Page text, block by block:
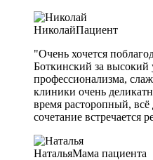
НиколайПациент
"Очень хочется
Боткинский за высокий
профессионализма,
клиники очень
время расторопный, всё
сочетание встречается
НатальяМама пациента